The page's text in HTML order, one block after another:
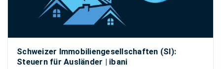
Schweizer Immobiliengesellschaften (SI):
Steuern für Ausländer | ibani